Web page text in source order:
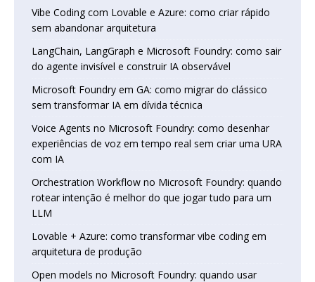
Vibe Coding com Lovable e Azure: como criar rápido
sem abandonar arquitetura
LangChain, LangGraph e Microsoft Foundry: como sair
do agente invisível e construir IA observável
Microsoft Foundry em GA: como migrar do clássico
sem transformar IA em dívida técnica
Voice Agents no Microsoft Foundry: como desenhar
experiências de voz em tempo real sem criar uma URA
com IA
Orchestration Workflow no Microsoft Foundry: quando
rotear intenção é melhor do que jogar tudo para um
LLM
Lovable + Azure: como transformar vibe coding em
arquitetura de produção
Open models no Microsoft Foundry: quando usar